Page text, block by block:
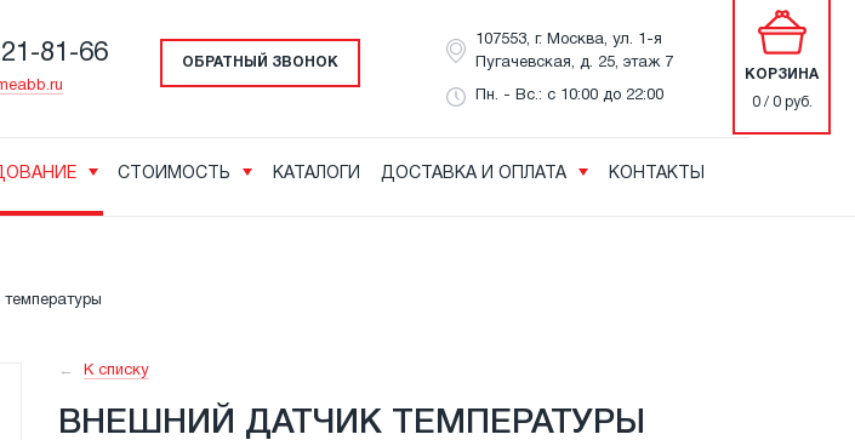
81-66 ОБРАТНЫЙ ЗВОНОК
107553, г. Москва, ул. 1-я
Пугачевская, д. 25, этаж 7
Пн. - Вс.: с 10:00 до 22:00
СТОИМОСТЬ КАТАЛОГИ ДОСТАВКА И ОПЛАТА КОНТАКТЫ
К списку
ВНЕШНИЙ ДАТЧИК ТЕМПЕРАТУРЫ
КОРЗИНА
0 / 0 руб.